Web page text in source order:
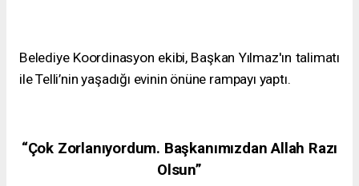
Belediye Koordinasyon ekibi, Başkan Yılmaz'ın talimatı
ile Telli’nin yaşadığı evinin önüne rampayı yaptı.
“Çok Zorlanıyordum. Başkanımızdan Allah Razı
Olsun”